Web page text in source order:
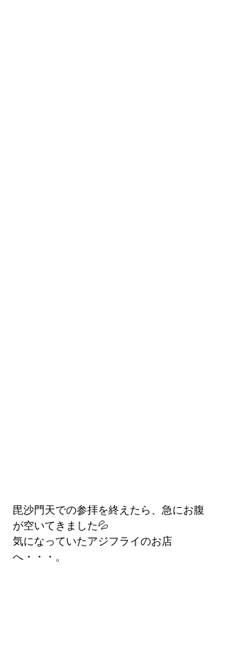
毘沙門天での参拝を終えたら、急にお腹
が空いてきました💦
気になっていたアジフライのお店
へ・・・。